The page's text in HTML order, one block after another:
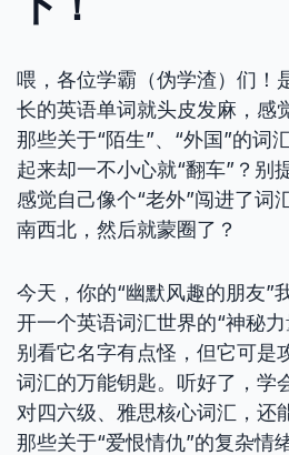
喂，各位学霸（伪学渣）们！
长的英语单词就头皮发麻，感
那些关于“陌生”、“外国”的词
起来却一不小心就“翻车”？别
感觉自己像个“老外”闯进了词
南西北，然后就蒙圈了？
今天，你的“幽默风趣的朋友”
开一个英语词汇世界的“神秘
别看它名字有点怪，但它可是
词汇的万能钥匙。听好了，学
对四六级、雅思核心词汇，还
那些关于“爱恨情仇”的复杂情